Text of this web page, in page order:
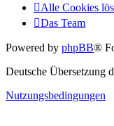
Alle Cookies
Das Team
Powered by phpBB®
Deutsche Übersetzung
Nutzungsbedingungen